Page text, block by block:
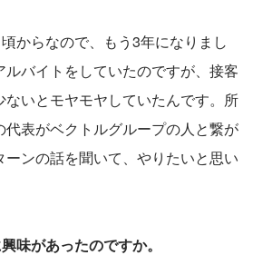
からなので、もう3年になりまし
バイトをしていたのですが、接客
ないとモヤモヤしていたんです。所
代表がベクトルグループの人と繋が
ーンの話を聞いて、やりたいと思い
味があったのですか。